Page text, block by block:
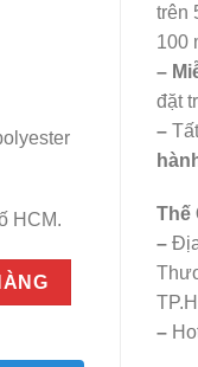
HCM.
trên
100
–
đặt
–
Thế
–
–